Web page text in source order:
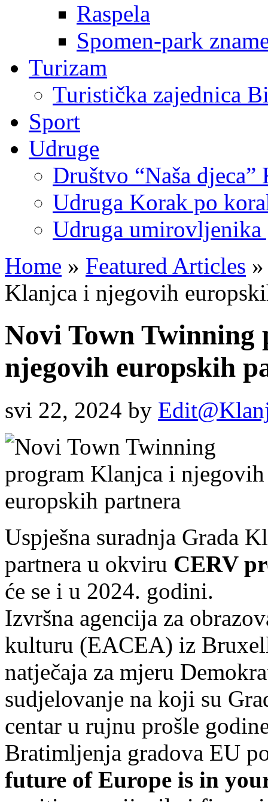
Raspela
Spomen-park
Turizam
Turistička zajednica
Sport
Udruge
Društvo “Naša djeca”
Udruga Korak po
Udruga umirovljenika
Home » Featured Articles »
Klanjca i njegovih
Novi Town
njegovih europskih
svi 22, 2024 by
Uspješna suradnja Grada
partnera u okviru CERV
će se i u 2024. godini.
Izvršna agencija za
kulturu (EACEA) iz
natječaja za mjeru
sudjelovanje na koji su
centar u rujnu prošle
Bratimljenja gradova EU
future of Europe is in